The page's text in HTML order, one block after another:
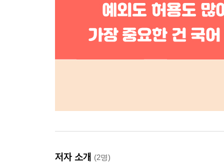
저자 소개 (2명)